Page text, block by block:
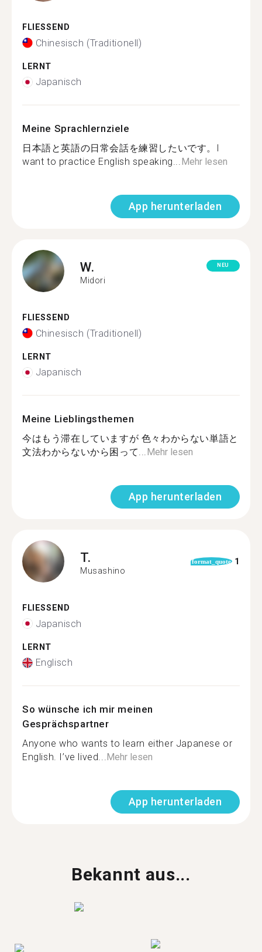
FLIESSEND
Chinesisch (Traditionell)
LERNT
Japanisch
Meine Sprachlernziele
日本語と英語の日常会話を練習したいです。I
want to practice English speaking...Mehr lesen
App herunterladen
W.
Midori
NEU
FLIESSEND
Chinesisch (Traditionell)
LERNT
Japanisch
Meine Lieblingsthemen
今はもう滞在していますが 色々わからない単語と
文法わからないから困って...Mehr lesen
App herunterladen
T.
Musashino
format_quote 1
FLIESSEND
Japanisch
LERNT
Englisch
So wünsche ich mir meinen
Gesprächspartner
Anyone who wants to learn either Japanese or
English. I’ve lived...Mehr lesen
App herunterladen
Bekannt aus...